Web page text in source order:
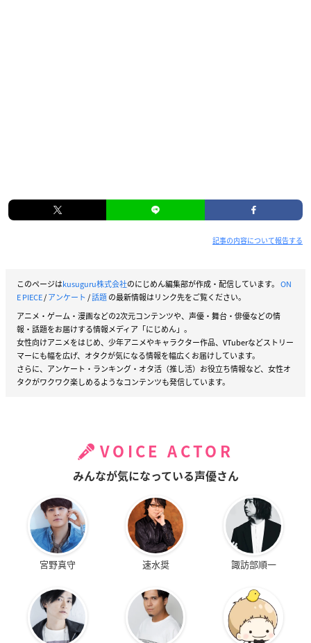
記事の内容について報告する
このページはkusuguru株式会社のにじめん編集部が作成・配信しています。 ON
E PIECE/アンケート /話題の最新情報はリンク先をご覧ください。
アニメ・ゲーム・漫画などの2次元コンテンツや、声優・舞台・俳優などの情
報・話題をお届けする情報メディア「にじめん」。
女性向けアニメをはじめ、少年アニメやキャラクター作品、VTuberなどストリー
マーにも幅を広げ、オタクが気になる情報を幅広くお届けしています。
さらに、アンケート・ランキング・オタ活（推し活）お役立ち情報など、女性オ
タクがワクワク楽しめるようなコンテンツも発信しています。
VOICE ACTOR
みんなが気になっている声優さん
宮野真守 速水奨 諏訪部順一